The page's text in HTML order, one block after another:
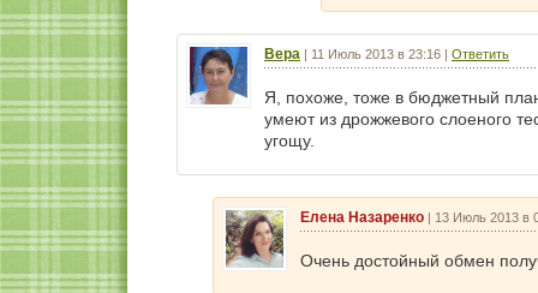
Вера | 11 Июль 2013 в 23:16 | Ответить
Я, похоже, тоже в бюджетный
умеют из дрожжевого слоеного
угощу.
Елена Назаренко | 13 Июль 2013 в
Очень достойный обмен